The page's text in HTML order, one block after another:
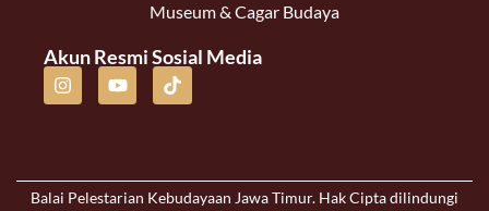
Museum & Cagar Budaya
Akun Resmi Sosial Media
Balai Pelestarian Kebudayaan Jawa Timur. Hak Cipta dilindungi